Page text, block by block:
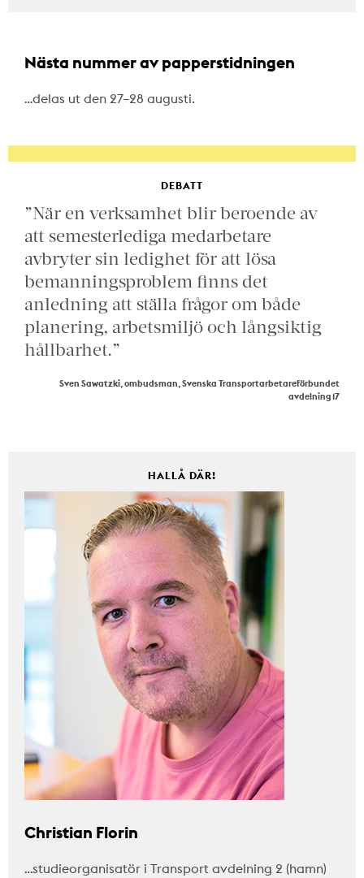
Nästa nummer av papperstidningen
…delas ut den 27–28 augusti.
DEBATT
”När en verksamhet blir beroende av
att semesterlediga medarbetare
avbryter sin ledighet för att lösa
bemanningsproblem finns det
anledning att ställa frågor om både
planering, arbetsmiljö och långsiktig
hållbarhet.”
Sven Sawatzki, ombudsman, Svenska Transportarbetareförbundet
avdelning 17
HALLÅ DÄR!
Christian Florin
…studieorganisatör i Transport avdelning 2 (hamn)